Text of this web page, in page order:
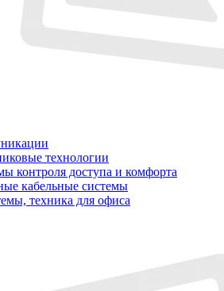
технологии
контроля доступа и комфорта
кабельные системы
техника для офиса